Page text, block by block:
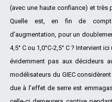
(avec une haute confiance) et très
Quelle est, en fin de
d’augmentation, pour un
4,5° C ou 1,0°C-2,5° C ? Intervient
évidemment pas aux décideurs
modélisateurs du GIEC
due à l’effet de serre est